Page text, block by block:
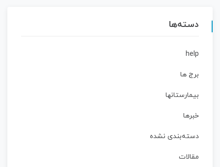
دسته‌ها
help
برج ها
بیمارستانها
خبرها
دسته‌بندی نشده
مقالات